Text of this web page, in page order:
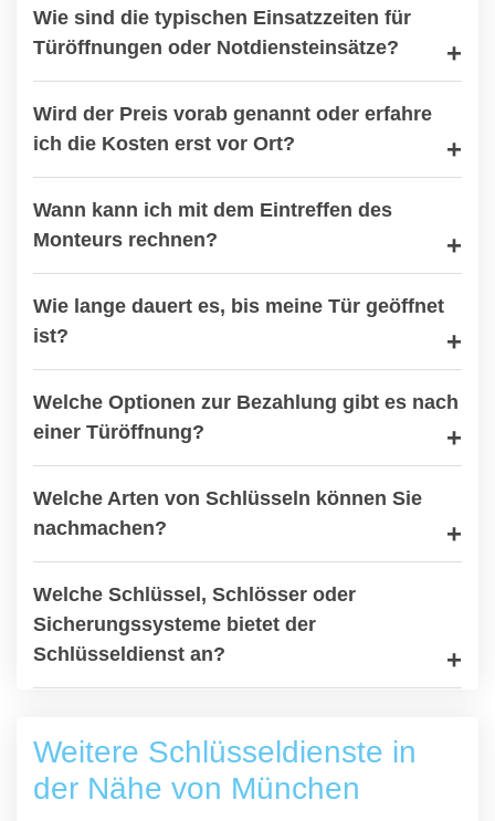
Wie sind die typischen Einsatzzeiten für
Türöffnungen oder Notdiensteinsätze?
Wird der Preis vorab genannt oder erfahre
ich die Kosten erst vor Ort?
Wann kann ich mit dem Eintreffen des
Monteurs rechnen?
Wie lange dauert es, bis meine Tür geöffnet
ist?
Welche Optionen zur Bezahlung gibt es nach
einer Türöffnung?
Welche Arten von Schlüsseln können Sie
nachmachen?
Welche Schlüssel, Schlösser oder
Sicherungssysteme bietet der
Schlüsseldienst an?
Weitere Schlüsseldienste in
der Nähe von München